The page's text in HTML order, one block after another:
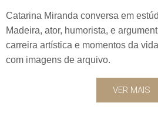
Catarina Miranda conversa em
Madeira, ator, humorista, e
carreira artística e momentos da
com imagens de arquivo.
VER MAIS